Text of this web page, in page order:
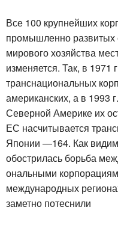
Все 100 крупнейших
промышленно развитых
мирового хозяйства
изменяется. Так, в 1971
транснациональных
американских, а в
Северной Америке их
ЕС насчитывается
Японии —164. Как
обострилась борьба
ональными
международных
заметно потеснили